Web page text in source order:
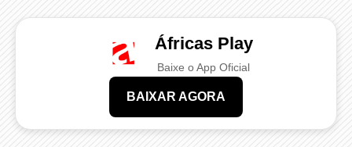
Áfricas Play
Baixe o App Oficial
BAIXAR AGORA